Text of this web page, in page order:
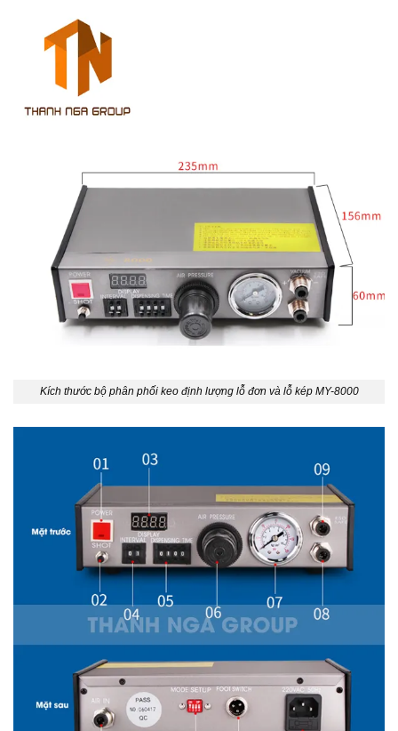
Kích thước bộ phân phối keo định lượng lỗ đơn và lỗ kép MY-8000